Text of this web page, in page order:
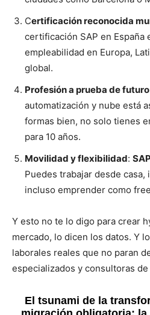
Certificación reconocida
certificación SAP en España
empleabilidad en Europa,
global.
Profesión a prueba de futuro
automatización y nube está
formas bien, no solo tienes
para 10 años.
Movilidad y flexibilidad: SAP
Puedes trabajar desde
incluso emprender como
Y esto no te lo digo para crear
mercado, lo dicen los datos. Y
laborales reales que no paran
especializados y consultoras de
El tsunami de la